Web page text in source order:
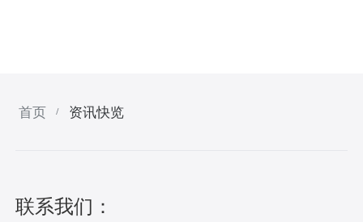
首页 / 资讯快览
联系我们：